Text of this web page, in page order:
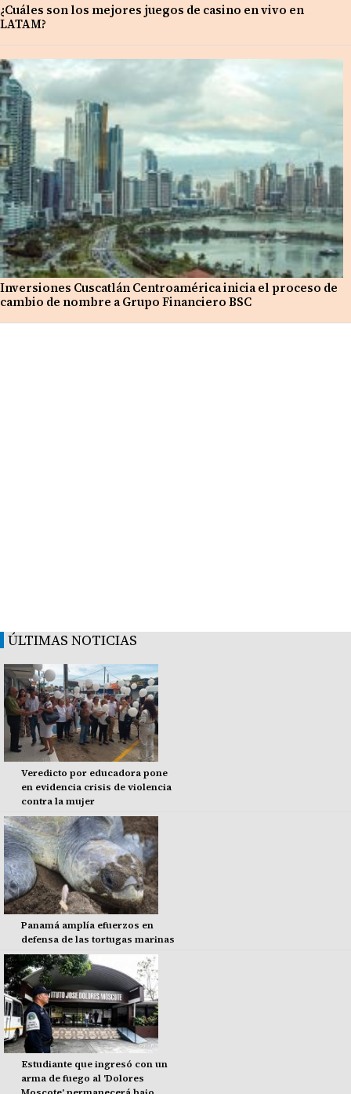
¿Cuáles son los mejores juegos de casino en vivo en
LATAM?
Inversiones Cuscatlán Centroamérica inicia el proceso de
cambio de nombre a Grupo Financiero BSC
ÚLTIMAS NOTICIAS
Veredicto por educadora pone
en evidencia crisis de violencia
contra la mujer
Panamá amplía efuerzos en
defensa de las tortugas marinas
Estudiante que ingresó con un
arma de fuego al 'Dolores